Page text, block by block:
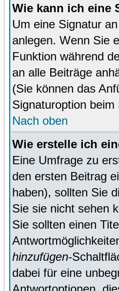
Wie kann ich eine
Um eine Signatur
anlegen. Wenn Sie
Funktion während
an alle Beiträge
(Sie können das
Signaturoption
Nach oben
Wie erstelle ich
Eine Umfrage zu
den ersten Beitrag
haben), sollten Sie
Sie sie nicht sehen
Sie sollten einen
hinzufügen-
dabei für eine